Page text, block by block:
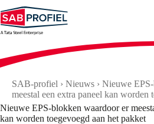
naar
de
inhoud
SAB-profiel › Nieuws › Nieuwe
meestal een extra paneel kan worden
Nieuwe EPS-blokken waardoor er
kan worden toegevoegd aan het pakket